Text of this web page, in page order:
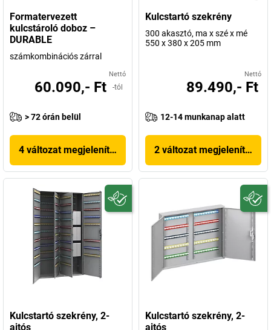
Formatervezett
kulcstároló doboz –
DURABLE
számkombinációs zárral
Nettó
60.090,- Ft -tól
> 72 órán belül
4 változat megjelenítése
Kulcstartó szekrény
300 akasztó, ma x szé x mé
550 x 380 x 205 mm
Nettó
89.490,- Ft
12-14 munkanap alatt
2 változat megjelenítése
Kulcstartó szekrény, 2-
ajtós
Kulcstartó szekrény, 2-
ajtós